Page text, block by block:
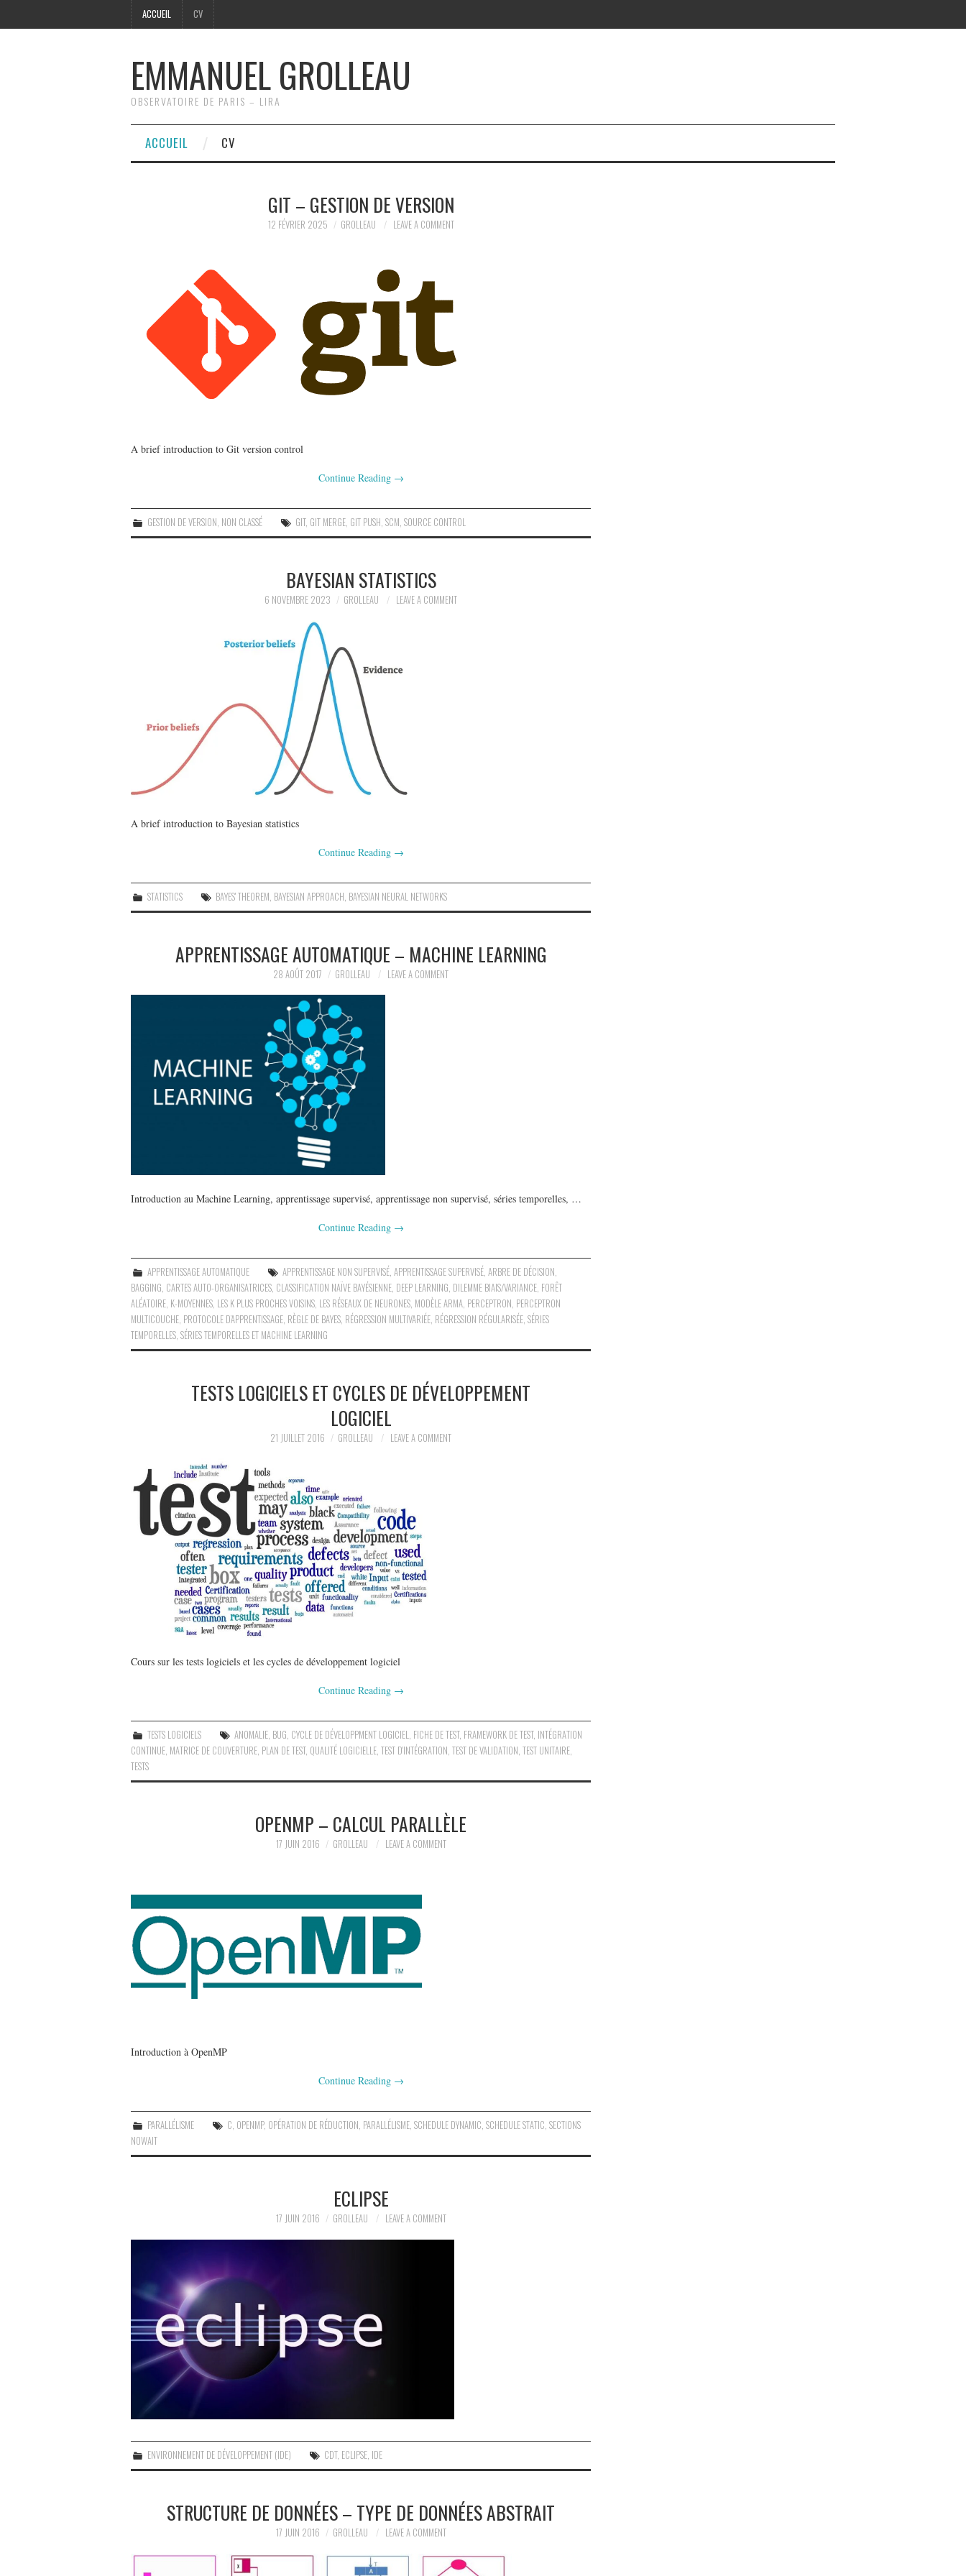
ACCUEIL CV
EMMANUEL GROLLEAU
OBSERVATOIRE DE PARIS – LIRA
ACCUEIL CV
GIT – GESTION DE VERSION
12 FÉVRIER 2025 GROLLEAU LEAVE A COMMENT
A brief introduction to Git version control
Continue Reading →
GESTION DE VERSION NON CLASSÉ GIT, GIT MERGE GIT PUSH ,SCM ,SOURCE CONTROL
BAYESIAN STATISTICS
6 NOVEMBRE 2023 GROLLEAU LEAVE A COMMENT
A brief introduction to Bayesian statistics
Continue Reading →
STATISTICS BAYES' THEOREM, BAYESIAN APPROACH, BAYESIAN NEURAL NETWORKS
APPRENTISSAGE AUTOMATIQUE – MACHINE LEARNING
28 AOÛT 2017 GROLLEAU LEAVE A COMMENT
Introduction au Machine Learning, apprentissage supervisé, apprentissage non supervisé, séries temporelles, …
Continue Reading →
APPRENTISSAGE AUTOMATIQUE APPRENTISSAGE NON SUPERVISÉ ,APPRENTISSAGE SUPERVISÉ ,ARBRE DE DÉCISION
BAGGING CARTES AUTO-ORGANISATRICES CLASSIFICATION NAÏVE BAYÉSIENNE DEEP LEARNING DILEMME BIAIS/VARIANCE FORÊT
ALÉATOIRE K-MOYENNES LES K PLUS PROCHES VOISINS LES RÉSEAUX DE NEURONES MODÈLE ARMA PERCEPTRON PERCEPTRON
MULTICOUCHE PROTOCOLE D’APPRENTISSAGE RÈGLE DE BAYES RÉGRESSION MULTIVARIÉE RÉGRESSION RÉGULARISÉE SÉRIES
TEMPORELLES SÉRIES TEMPORELLES ET MACHINE LEARNING
TESTS LOGICIELS ET CYCLES DE DÉVELOPPEMENT
LOGICIEL
21 JUILLET 2016 GROLLEAU LEAVE A COMMENT
Cours sur les tests logiciels et les cycles de développement logiciel
Continue Reading →
TESTS LOGICIELS ANOMALIE, BUG, CYCLE DE DÉVELOPPMENT LOGICIEL, FICHE DE TEST, FRAMEWORK DE TEST, INTÉGRATION
CONTINUE, MATRICE DE COUVERTURE, PLAN DE TEST, QUALITÉ LOGICIELLE, TEST D'INTÉGRATION, TEST DE VALIDATION, TEST UNITAIRE,
TESTS
OPENMP – CALCUL PARALLÈLE
17 JUIN 2016 GROLLEAU LEAVE A COMMENT
Introduction à OpenMP
Continue Reading →
PARALLÉLISME C, OPENMP, OPÉRATION DE RÉDUCTION, PARALLÉLISME,SCHEDULE DYNAMIC,SCHEDULE STATIC,SECTIONS
NOWAIT
ECLIPSE
17 JUIN 2016 GROLLEAU LEAVE A COMMENT
ENVIRONNEMENT DE DÉVELOPPEMENT (IDE) CDT, ECLIPSE, IDE
STRUCTURE DE DONNÉES – TYPE DE DONNÉES ABSTRAIT
17 JUIN 2016 GROLLEAU LEAVE A COMMENT